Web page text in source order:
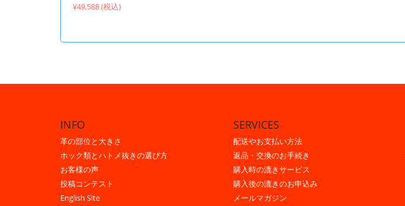
¥49,588 (税込)
INFO
革の部位と大きさ
ホック類とハトメ抜きの選び方
お客様の声
投稿コンテスト
English Site
SERVICES
配送やお支払い方法
返品・交換のお手続き
購入時の漉きサービス
購入後の漉きのお申込み
メールマガジン